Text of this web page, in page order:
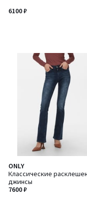
6100 ₽
ONLY
Классические
джинсы
7600 ₽